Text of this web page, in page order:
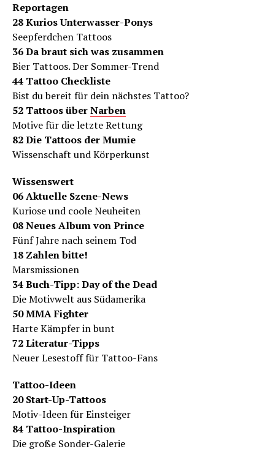
Reportagen
28 Kurios Unterwasser-Ponys
Seepferdchen Tattoos
36 Da braut sich was zusammen
Bier Tattoos. Der Sommer-Trend
44 Tattoo Checkliste
Bist du bereit für dein nächstes Tattoo?
52 Tattoos überNarben
Motive für die letzte Rettung
82 Die Tattoos der Mumie
Wissenschaft und Körperkunst
Wissenswert
06 Aktuelle Szene-News
Kuriose und coole Neuheiten
08 Neues Album von Prince
Fünf Jahre nach seinem Tod
18 Zahlen bitte!
Marsmissionen
34 Buch-Tipp: Day of the Dead
Die Motivwelt aus Südamerika
50 MMA Fighter
Harte Kämpfer in bunt
72 Literatur-Tipps
Neuer Lesestoff für Tattoo-Fans
Tattoo-Ideen
20 Start-Up-Tattoos
Motiv-Ideen für Einsteiger
84 Tattoo-Inspiration
Die große Sonder-Galerie